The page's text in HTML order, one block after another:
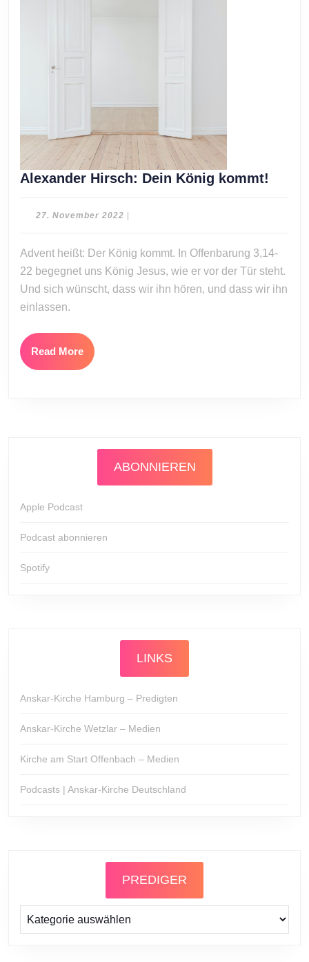
Alexander Hirsch: Dein König kommt!
27. November 2022 27.
Advent heißt: Der König kommt. In Offenbarung 3,14-
22 begegnet uns König Jesus, wie er vor der Tür steht.
Und sich wünscht, dass wir ihn hören, und dass wir ihn
einlassen.
Read MoreRead
More
ABONNIEREN
Apple Podcast
Podcast abonnieren
Spotify
LINKS
Anskar-Kirche Hamburg – Predigten
Anskar-Kirche Wetzlar – Medien
Kirche am Start Offenbach – Medien
Podcasts | Anskar-Kirche Deutschland
PREDIGER
Prediger